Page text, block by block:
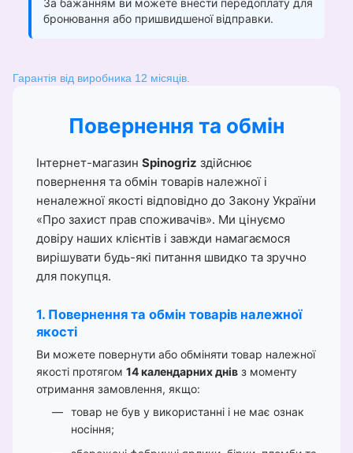
За бажанням ви можете внести передоплату для
бронювання або пришвидшеної відправки.
Гарантія від виробника 12 місяців.
Повернення та обмін
Інтернет-магазин Spinogriz здійснює
повернення та обмін товарів належної і
неналежної якості відповідно до Закону України
«Про захист прав споживачів». Ми цінуємо
довіру наших клієнтів і завжди намагаємося
вирішувати будь-які питання швидко та зручно
для покупця.
1. Повернення та обмін товарів належної
якості
Ви можете повернути або обміняти товар належної
якості протягом 14 календарних днів з моменту
отримання замовлення, якщо:
товар не був у використанні і не має ознак
носіння;